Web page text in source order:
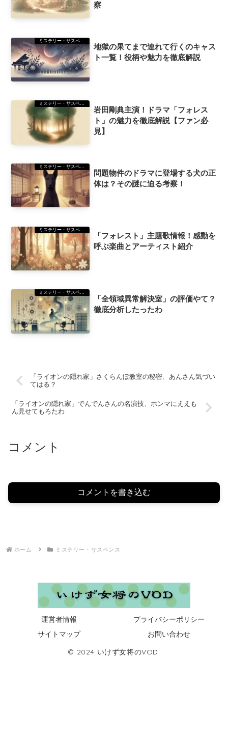
察
地獄の果てまで連れて行くのキャス
ト一覧！役柄や魅力を徹底解説
ミステリー・サスペンス
岩田剛典主演！ドラマ「フォレス
ト」の魅力を徹底解説【ファン必
見】
ミステリー・サスペンス
問題物件のドラマに登場する犬の正
体は？その謎に迫る考察！
「フォレスト」主題歌情報！感動を
呼ぶ楽曲とアーティスト紹介
ミステリー・サスペンス
「全領域異常解決室」の評価やて？
徹底分析したったわ
「ライオンの隠れ家」さくらんぼ教室の秘密、あんさん気づい
てはる？
「ライオンの隠れ家」でんでんさんの名演技、ホンマにええも
ん見せてもろたわ
コメント
コメントを書き込む
ホーム ミステリー・サスペンス
運営者情報
プライバシーポリシー
サイトマップ
お問い合わせ
© 2024 いけず女将のVOD.